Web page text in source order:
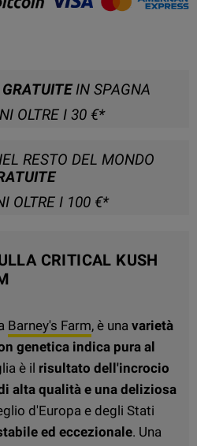
GRATUITEIN SPAGNA
OLTRE I 30 €*
RESTO DEL MONDO
OLTRE I 100 €*
CRITICAL KUSH
Barney's Farm, è una varietà
genetica indica pura al
è il risultato dell'incrocio
alta qualità e una deliziosa
d'Europa e degli Stati
ed eccezionale. Una